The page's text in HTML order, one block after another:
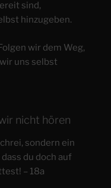
sind,
hinzugeben.
wir dem Weg,
uns selbst
nicht hören
sondern ein
du doch auf
– 18a